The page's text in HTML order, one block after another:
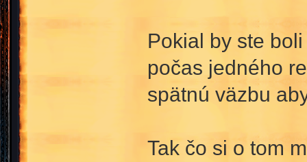
Pokial by ste
počas jedného
spätnú väzbu
Tak čo si o tom